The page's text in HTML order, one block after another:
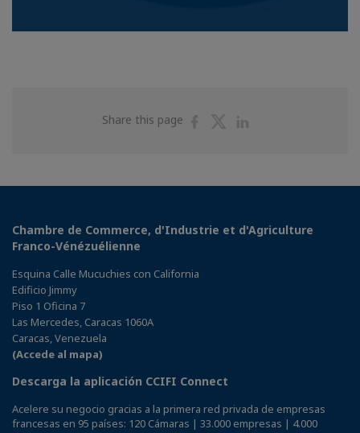
Share this page
ShareShare
Chambre de Commerce, d'Industrie et d'Agriculture
Franco-Vénézuélienne
Esquina Calle Mucuchies con California
Edificio Jimmy
Piso 1 Oficina 7
Las Mercedes, Caracas 1060A
Caracas, Venezuela
(Accede al mapa)
Descarga la aplicación CCIFI Connect
Acelere su negocio gracias a la primera red privada de empresas
francesas en 95 países: 120 Cámaras | 33.000 empresas | 4.000